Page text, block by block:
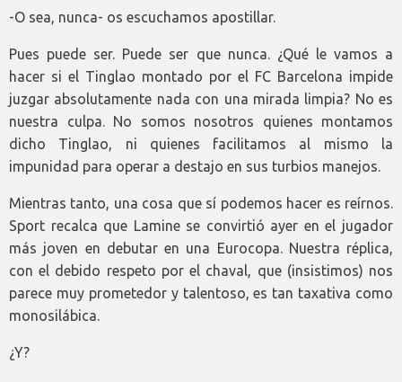
-O sea, nunca- os escuchamos apostillar.
Pues puede ser. Puede ser que nunca. ¿Qué le vamos a
hacer si el Tinglao montado por el FC Barcelona impide
juzgar absolutamente nada con una mirada limpia? No es
nuestra culpa. No somos nosotros quienes montamos
dicho Tinglao, ni quienes facilitamos al mismo la
impunidad para operar a destajo en sus turbios manejos.
Mientras tanto, una cosa que sí podemos hacer es reírnos.
Sport recalca que Lamine se convirtió ayer en el jugador
más joven en debutar en una Eurocopa. Nuestra réplica,
con el debido respeto por el chaval, que (insistimos) nos
parece muy prometedor y talentoso, es tan taxativa como
monosilábica.
¿Y?